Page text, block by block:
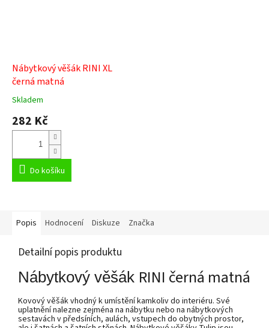
Nábytkový věšák RINI XL
černá matná
Průměrné
hodnocení
produktu
z
hvězdiček.
Skladem
282 Kč
Do košíku
Popis Hodnocení Diskuze Značka
Detailní popis produktu
Nábytkový věšák RINI černá matná
Kovový věšák vhodný k umístění kamkoliv do interiéru. Své
uplatnění nalezne zejména na nábytku nebo na nábytkových
sestavách v předsíních, aulách, vstupech do obytných prostor,